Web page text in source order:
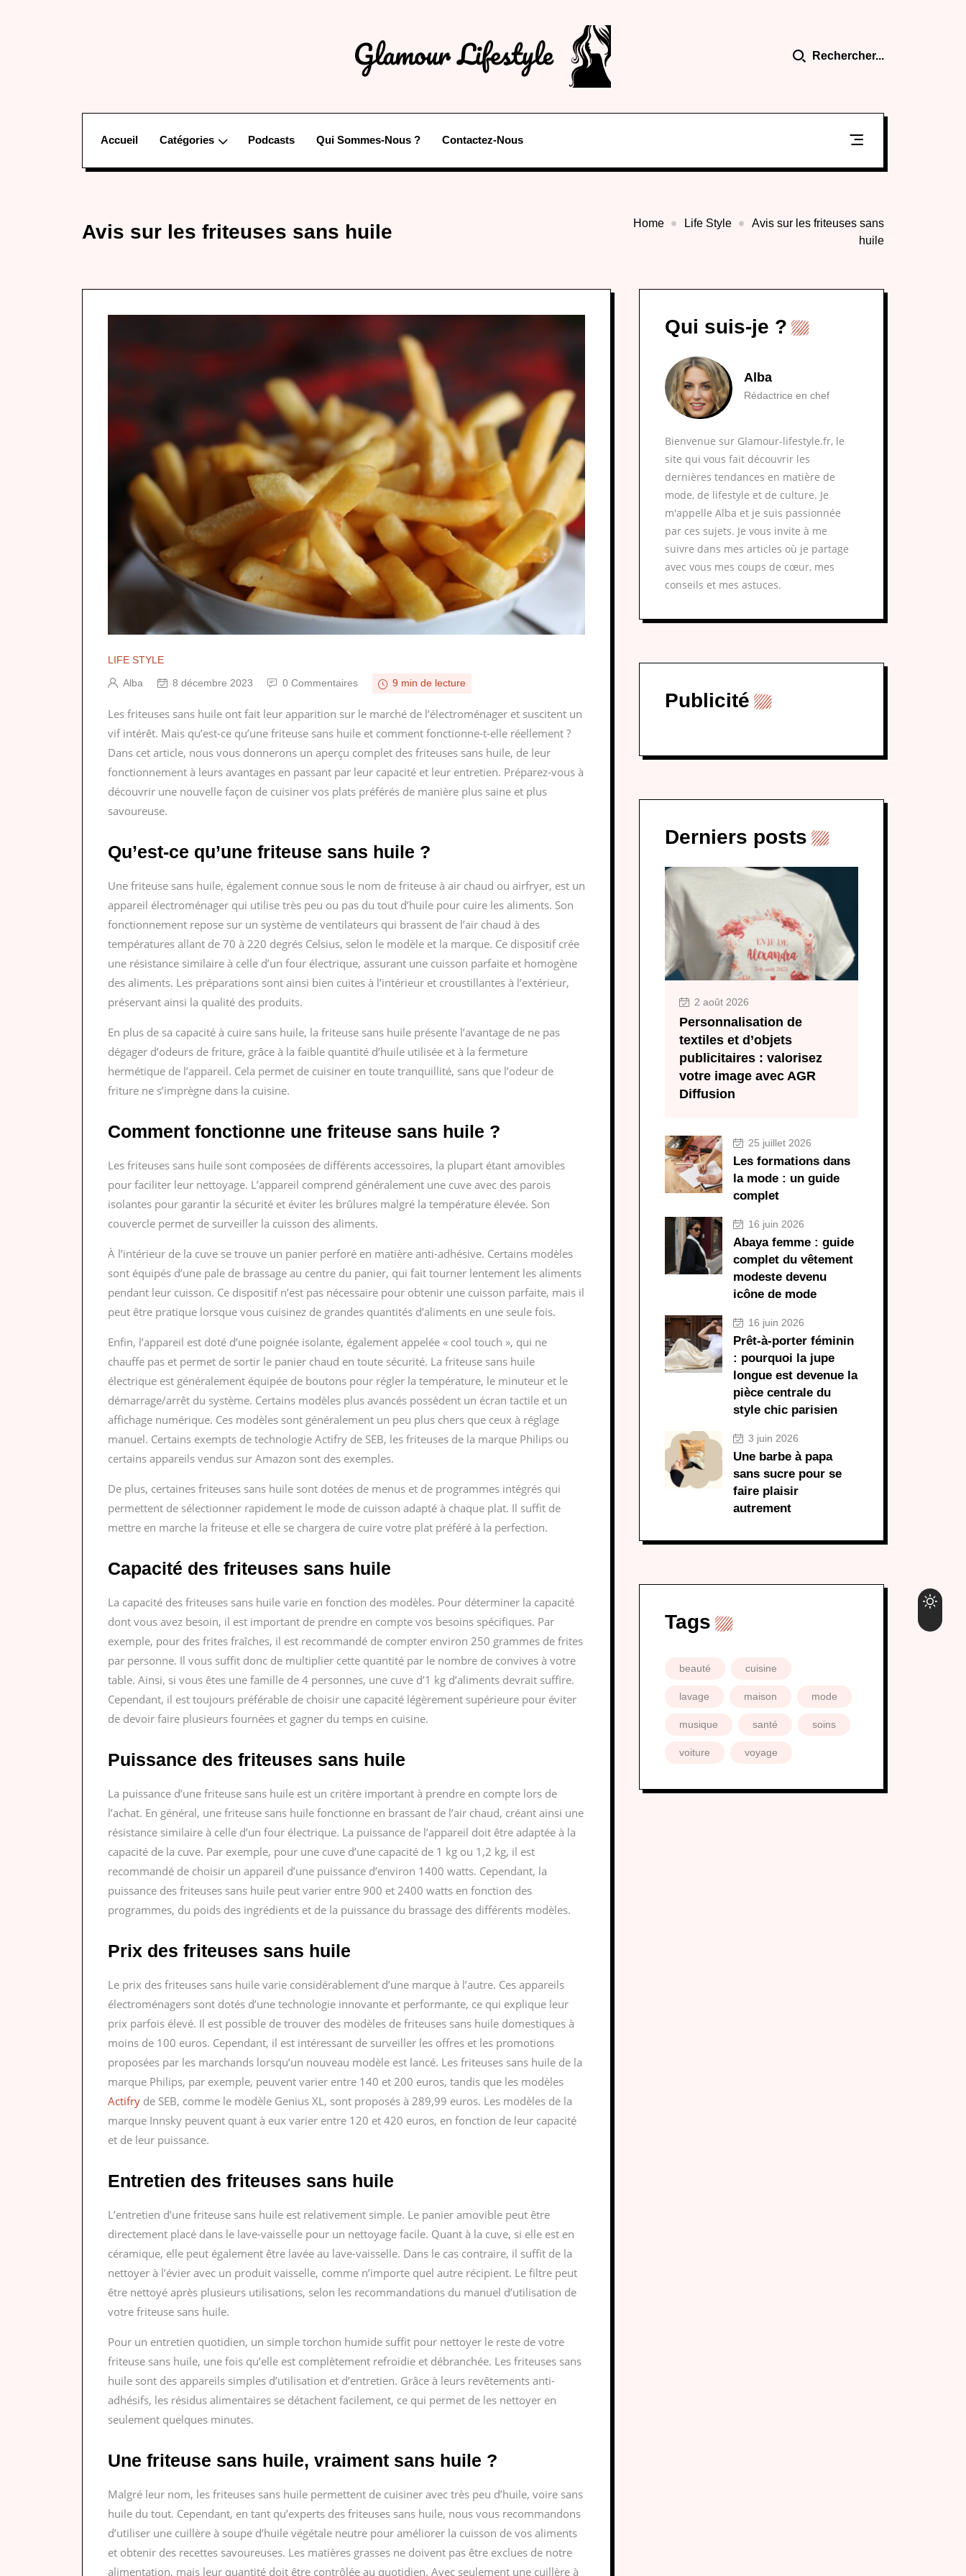
Rechercher...
Accueil Catégories Podcasts Qui Sommes-Nous ? Contactez-Nous
Avis sur les friteuses sans huile Home Life Style
Avis sur les friteuses sans
huile
LIFE STYLE
Alba
8 décembre 2023 0 Commentaires 9 min de lecture
Les friteuses sans huile ont fait leur apparition sur le marché de l’électroménager et suscitent un
vif intérêt. Mais qu’est-ce qu’une friteuse sans huile et comment fonctionne-t-elle réellement ?
Dans cet article, nous vous donnerons un aperçu complet des friteuses sans huile, de leur
fonctionnement à leurs avantages en passant par leur capacité et leur entretien. Préparez-vous à
découvrir une nouvelle façon de cuisiner vos plats préférés de manière plus saine et plus
savoureuse.
Qu’est-ce qu’une friteuse sans huile ?
Une friteuse sans huile, également connue sous le nom de friteuse à air chaud ou airfryer, est un
appareil électroménager qui utilise très peu ou pas du tout d’huile pour cuire les aliments. Son
fonctionnement repose sur un système de ventilateurs qui brassent de l’air chaud à des
températures allant de 70 à 220 degrés Celsius, selon le modèle et la marque. Ce dispositif crée
une résistance similaire à celle d’un four électrique, assurant une cuisson parfaite et homogène
des aliments. Les préparations sont ainsi bien cuites à l’intérieur et croustillantes à l’extérieur,
préservant ainsi la qualité des produits.
En plus de sa capacité à cuire sans huile, la friteuse sans huile présente l’avantage de ne pas
dégager d’odeurs de friture, grâce à la faible quantité d’huile utilisée et à la fermeture
hermétique de l’appareil. Cela permet de cuisiner en toute tranquillité, sans que l’odeur de
friture ne s’imprègne dans la cuisine.
Comment fonctionne une friteuse sans huile ?
Les friteuses sans huile sont composées de différents accessoires, la plupart étant amovibles
pour faciliter leur nettoyage. L’appareil comprend généralement une cuve avec des parois
isolantes pour garantir la sécurité et éviter les brûlures malgré la température élevée. Son
couvercle permet de surveiller la cuisson des aliments.
À l’intérieur de la cuve se trouve un panier perforé en matière anti-adhésive. Certains modèles
sont équipés d’une pale de brassage au centre du panier, qui fait tourner lentement les aliments
pendant leur cuisson. Ce dispositif n’est pas nécessaire pour obtenir une cuisson parfaite, mais il
peut être pratique lorsque vous cuisinez de grandes quantités d’aliments en une seule fois.
Enfin, l’appareil est doté d’une poignée isolante, également appelée « cool touch », qui ne
chauffe pas et permet de sortir le panier chaud en toute sécurité. La friteuse sans huile
électrique est généralement équipée de boutons pour régler la température, le minuteur et le
démarrage/arrêt du système. Certains modèles plus avancés possèdent un écran tactile et un
affichage numérique. Ces modèles sont généralement un peu plus chers que ceux à réglage
manuel. Certains exempts de technologie Actifry de SEB, les friteuses de la marque Philips ou
certains appareils vendus sur Amazon sont des exemples.
De plus, certaines friteuses sans huile sont dotées de menus et de programmes intégrés qui
permettent de sélectionner rapidement le mode de cuisson adapté à chaque plat. Il suffit de
mettre en marche la friteuse et elle se chargera de cuire votre plat préféré à la perfection.
Capacité des friteuses sans huile
La capacité des friteuses sans huile varie en fonction des modèles. Pour déterminer la capacité
dont vous avez besoin, il est important de prendre en compte vos besoins spécifiques. Par
exemple, pour des frites fraîches, il est recommandé de compter environ 250 grammes de frites
par personne. Il vous suffit donc de multiplier cette quantité par le nombre de convives à votre
table. Ainsi, si vous êtes une famille de 4 personnes, une cuve d’1 kg d’aliments devrait suffire.
Cependant, il est toujours préférable de choisir une capacité légèrement supérieure pour éviter
de devoir faire plusieurs fournées et gagner du temps en cuisine.
Puissance des friteuses sans huile
La puissance d’une friteuse sans huile est un critère important à prendre en compte lors de
l’achat. En général, une friteuse sans huile fonctionne en brassant de l’air chaud, créant ainsi une
résistance similaire à celle d’un four électrique. La puissance de l’appareil doit être adaptée à la
capacité de la cuve. Par exemple, pour une cuve d’une capacité de 1 kg ou 1,2 kg, il est
recommandé de choisir un appareil d’une puissance d’environ 1400 watts. Cependant, la
puissance des friteuses sans huile peut varier entre 900 et 2400 watts en fonction des
programmes, du poids des ingrédients et de la puissance du brassage des différents modèles.
Prix des friteuses sans huile
Le prix des friteuses sans huile varie considérablement d’une marque à l’autre. Ces appareils
électroménagers sont dotés d’une technologie innovante et performante, ce qui explique leur
prix parfois élevé. Il est possible de trouver des modèles de friteuses sans huile domestiques à
moins de 100 euros. Cependant, il est intéressant de surveiller les offres et les promotions
proposées par les marchands lorsqu’un nouveau modèle est lancé. Les friteuses sans huile de la
marque Philips, par exemple, peuvent varier entre 140 et 200 euros, tandis que les modèles
Actifry de SEB, comme le modèle Genius XL, sont proposés à 289,99 euros. Les modèles de la
marque Innsky peuvent quant à eux varier entre 120 et 420 euros, en fonction de leur capacité
et de leur puissance.
Entretien des friteuses sans huile
L’entretien d’une friteuse sans huile est relativement simple. Le panier amovible peut être
directement placé dans le lave-vaisselle pour un nettoyage facile. Quant à la cuve, si elle est en
céramique, elle peut également être lavée au lave-vaisselle. Dans le cas contraire, il suffit de la
nettoyer à l’évier avec un produit vaisselle, comme n’importe quel autre récipient. Le filtre peut
être nettoyé après plusieurs utilisations, selon les recommandations du manuel d’utilisation de
votre friteuse sans huile.
Pour un entretien quotidien, un simple torchon humide suffit pour nettoyer le reste de votre
friteuse sans huile, une fois qu’elle est complètement refroidie et débranchée. Les friteuses sans
huile sont des appareils simples d’utilisation et d’entretien. Grâce à leurs revêtements anti-
adhésifs, les résidus alimentaires se détachent facilement, ce qui permet de les nettoyer en
seulement quelques minutes.
Une friteuse sans huile, vraiment sans huile ?
Malgré leur nom, les friteuses sans huile permettent de cuisiner avec très peu d’huile, voire sans
huile du tout. Cependant, en tant qu’experts des friteuses sans huile, nous vous recommandons
d’utiliser une cuillère à soupe d’huile végétale neutre pour améliorer la cuisson de vos aliments
et obtenir des recettes savoureuses. Les matières grasses ne doivent pas être exclues de notre
alimentation, mais leur quantité doit être contrôlée au quotidien. Avec seulement une cuillère à
Qui suis-je ?
Alba
Rédactrice en chef
Bienvenue sur Glamour-lifestyle.fr, le
site qui vous fait découvrir les
dernières tendances en matière de
mode, de lifestyle et de culture. Je
m'appelle Alba et je suis passionnée
par ces sujets. Je vous invite à me
suivre dans mes articles où je partage
avec vous mes coups de cœur, mes
conseils et mes astuces.
Publicité
Derniers posts
2 août 2026
Personnalisation de
textiles et d’objets
publicitaires : valorisez
votre image avec AGR
Diffusion
25 juillet 2026
Les formations dans
la mode : un guide
complet
16 juin 2026
Abaya femme : guide
complet du vêtement
modeste devenu
icône de mode
16 juin 2026
Prêt-à-porter féminin
: pourquoi la jupe
longue est devenue la
pièce centrale du
style chic parisien
3 juin 2026
Une barbe à papa
sans sucre pour se
faire plaisir
autrement
Tags
beauté cuisine
lavage maison mode
musique santé soins
voiture voyage